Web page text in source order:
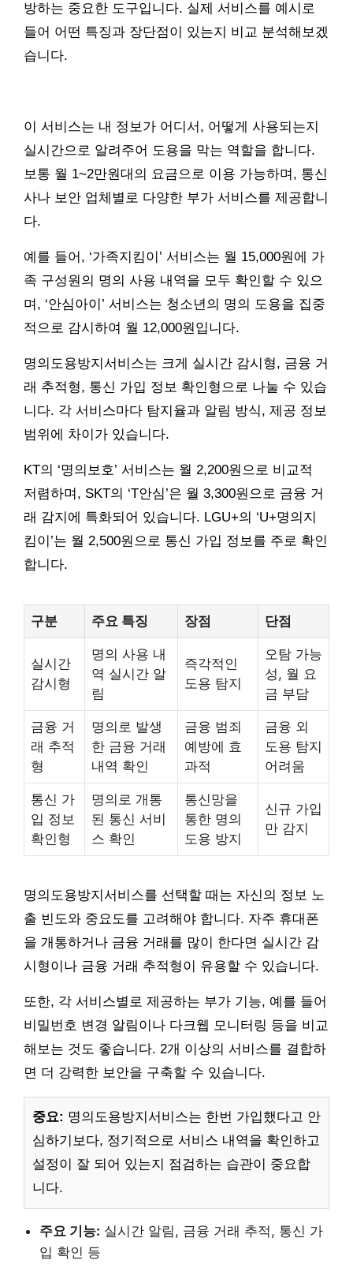
방하는 중요한 도구입니다. 실제 서비스를 예시로
들어 어떤 특징과 장단점이 있는지 비교 분석해보겠
습니다.
이 서비스는 내 정보가 어디서, 어떻게 사용되는지
실시간으로 알려주어 도용을 막는 역할을 합니다.
보통 월 1~2만원대의 요금으로 이용 가능하며, 통신
사나 보안 업체별로 다양한 부가 서비스를 제공합니
다.
예를 들어, ‘가족지킴이’ 서비스는 월 15,000원에 가
족 구성원의 명의 사용 내역을 모두 확인할 수 있으
며, ‘안심아이’ 서비스는 청소년의 명의 도용을 집중
적으로 감시하여 월 12,000원입니다.
명의도용방지서비스는 크게 실시간 감시형, 금융 거
래 추적형, 통신 가입 정보 확인형으로 나눌 수 있습
니다. 각 서비스마다 탐지율과 알림 방식, 제공 정보
범위에 차이가 있습니다.
KT의 ‘명의보호’ 서비스는 월 2,200원으로 비교적
저렴하며, SKT의 ‘T안심’은 월 3,300원으로 금융 거
래 감지에 특화되어 있습니다. LGU+의 ‘U+명의지
킴이’는 월 2,500원으로 통신 가입 정보를 주로 확인
합니다.
구분 주요 특징 장점 단점
실시간
감시형
명의 사용 내
역 실시간 알
림
즉각적인
도용 탐지
오탐 가능
성, 월 요
금 부담
금융 거
래 추적
형
명의로 발생
한 금융 거래
내역 확인
금융 범죄
예방에 효
과적
금융 외
도용 탐지
어려움
통신 가
입 정보
확인형
명의로 개통
된 통신 서비
스 확인
통신망을
통한 명의
도용 방지
신규 가입
만 감지
명의도용방지서비스를 선택할 때는 자신의 정보 노
출 빈도와 중요도를 고려해야 합니다. 자주 휴대폰
을 개통하거나 금융 거래를 많이 한다면 실시간 감
시형이나 금융 거래 추적형이 유용할 수 있습니다.
또한, 각 서비스별로 제공하는 부가 기능, 예를 들어
비밀번호 변경 알림이나 다크웹 모니터링 등을 비교
해보는 것도 좋습니다. 2개 이상의 서비스를 결합하
면 더 강력한 보안을 구축할 수 있습니다.
중요: 명의도용방지서비스는 한번 가입했다고 안
심하기보다, 정기적으로 서비스 내역을 확인하고
설정이 잘 되어 있는지 점검하는 습관이 중요합
니다.
주요 기능: 실시간 알림, 금융 거래 추적, 통신 가
입 확인 등